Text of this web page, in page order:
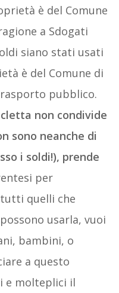
è del Comune
a Sdogati
siano stati usati
è del Comune di
pubblico.
non condivide
sono neanche di
i soldi!), prende
per
quelli che
usarla, vuoi
bambini, o
a questo
e molteplici il